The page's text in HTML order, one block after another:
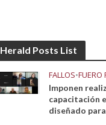
Herald Posts List
FALLOS•FUERO
Imponen
capacitación
diseñado